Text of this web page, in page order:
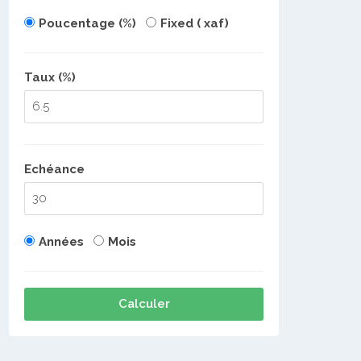
Poucentage (%) Fixed ( xaf)
Taux (%)
Echéance
Années Mois
Calculer